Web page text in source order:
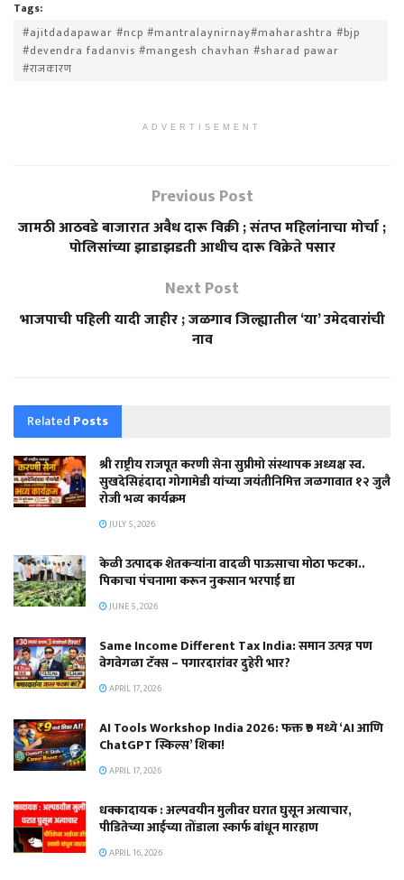
Tags:
#ajitdadapawar #ncp #mantralaynirnay#maharashtra #bjp
#devendra fadanvis #mangesh chavhan #sharad pawar
#राजकारण
ADVERTISEMENT
Previous Post
जामठी आठवडे बाजारात अवैध दारू विक्री ; संतप्त महिलांनाचा मोर्चा ;
पोलिसांच्या झाडाझडती आधीच दारू विक्रेते पसार
Next Post
भाजपाची पहिली यादी जाहीर ; जळगाव जिल्ह्यातील ‘या’ उमेदवारांची
नाव
Related Posts
श्री राष्ट्रीय राजपूत करणी सेना सुप्रीमो संस्थापक अध्यक्ष स्व.
सुखदेसिहंदादा गोगामेडी यांच्या जयंतीनिमित्त जळगावात १२ जुलै
रोजी भव्य कार्यक्रम
JULY 5, 2026
केळी उत्पादक शेतकऱ्यांना वादळी पाऊसाचा मोठा फटका..
पिकाचा पंचनामा करून नुकसान भरपाई द्या
JUNE 5, 2026
Same Income Different Tax India: समान उत्पन्न पण
वेगवेगळा टॅक्स – पगारदारांवर दुहेरी भार?
APRIL 17, 2026
AI Tools Workshop India 2026: फक्त ₹9 मध्ये ‘AI आणि
ChatGPT स्किल्स’ शिका!
APRIL 17, 2026
धक्कादायक : अल्पवयीन मुलीवर घरात घुसून अत्याचार,
पीडितेच्या आईच्या तोंडाला स्कार्फ बांधून मारहाण
APRIL 16, 2026